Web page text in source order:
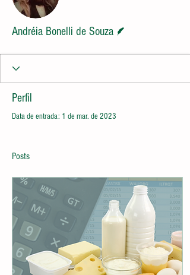
Andréia Bonelli de Souza
Perfil
Data de entrada: 1 de mar. de 2023
Posts